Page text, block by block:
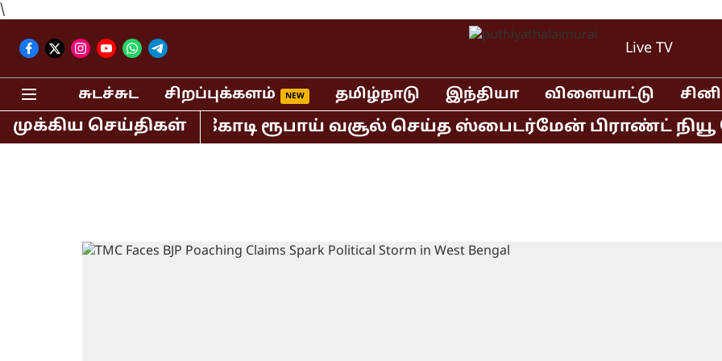
\
Live TV
சுடச்சுட சிறப்புக்களம் தமிழ்நாடு இந்தியா விளையாட்டு
முக்கிய செய்திகள்
மட்டும் 400 கோடி ரூபாய் வசூல் செய்த ஸ்பைடர்மேன் பிராண்ட் நியூ டே